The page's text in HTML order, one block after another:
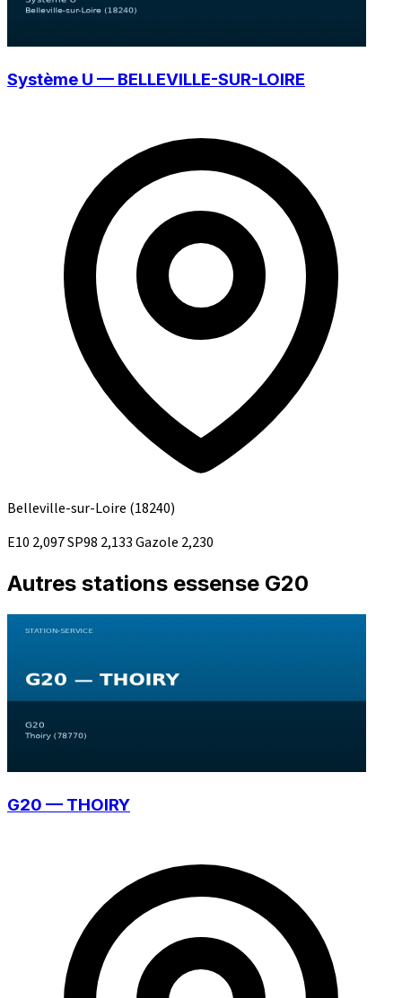
Système U — BELLEVILLE-SUR-LOIRE
Belleville-sur-Loire (18240)
E10 2,097SP98 2,133Gazole 2,230
Autres stations essense G20
G20 — THOIRY